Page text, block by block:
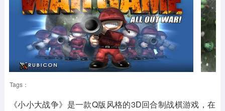
Tags：
《小小大战争》是一款Q版风格的3D回合制战棋游戏，在